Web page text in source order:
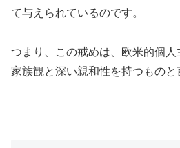
て与えられているのです。
つまり、この戒めは、欧米的個
家族観と深い親和性を持つものと